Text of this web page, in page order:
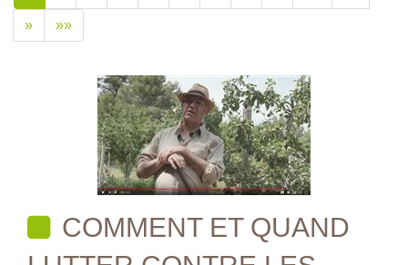
» »»
COMMENT ET QUAND